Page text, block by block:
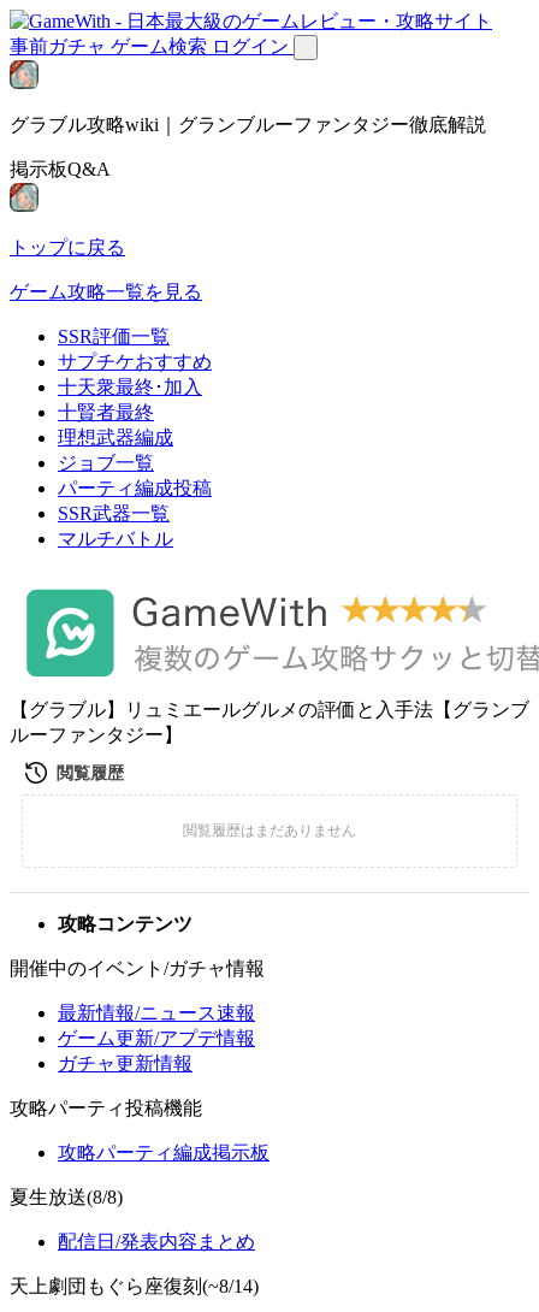
事前ガチャ ゲーム検索 ログイン
グラブル攻略wiki｜グランブルーファンタジー徹底解説
掲示板Q&A
トップに戻る
ゲーム攻略一覧を見る
SSR評価一覧
サプチケおすすめ
十天衆最終･加入
十賢者最終
理想武器編成
ジョブ一覧
パーティ編成投稿
SSR武器一覧
マルチバトル
【グラブル】リュミエールグルメの評価と入手法【グランブ
ルーファンタジー】
攻略コンテンツ
開催中のイベント/ガチャ情報
最新情報/ニュース速報
ゲーム更新/アプデ情報
ガチャ更新情報
攻略パーティ投稿機能
攻略パーティ編成掲示板
夏生放送(8/8)
配信日/発表内容まとめ
天上劇団もぐら座復刻(~8/14)